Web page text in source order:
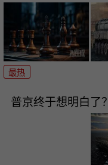
最热
普京终于想明白了